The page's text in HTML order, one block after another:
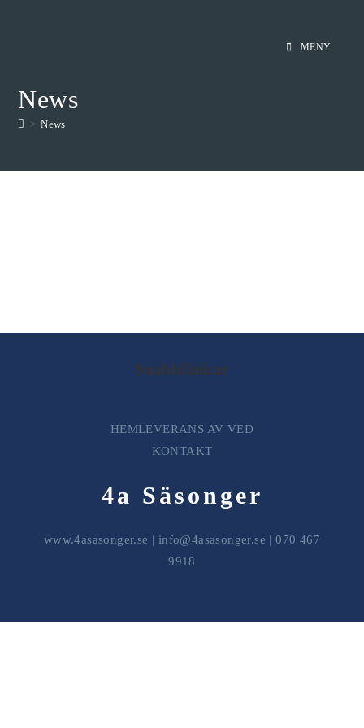
MENY
News
> News
Snabblänkar
HEMLEVERANS AV VED
KONTAKT
4a Säsonger
www.4asasonger.se | info@4asasonger.se | 070 467
9918